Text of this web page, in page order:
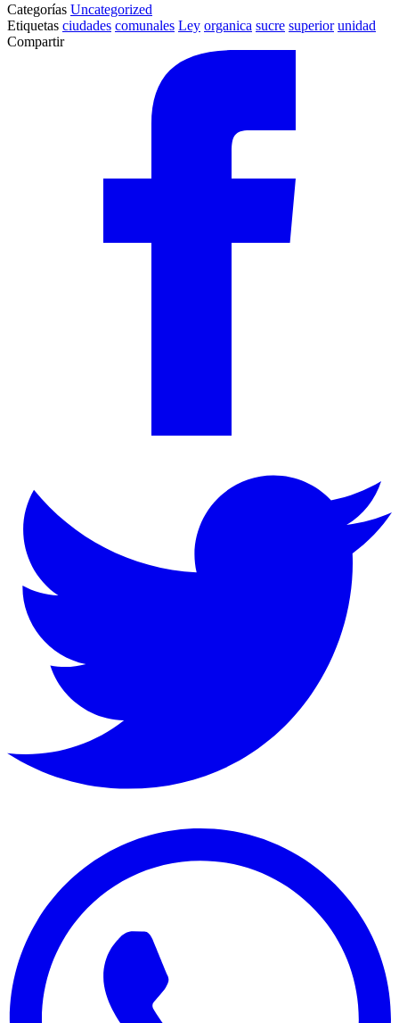
Categorías Uncategorized
Etiquetas ciudades comunales Ley organica sucre superior unidad
Compartir